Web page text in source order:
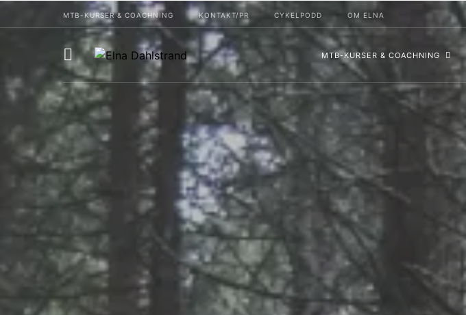
MTB-KURSER & COACHNING KONTAKT/PR CYKELPODD OM ELNA
MTB-KURSER & COACHNING